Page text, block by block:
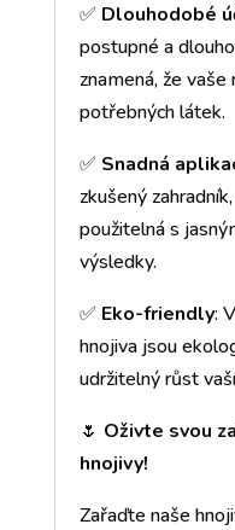
✅ Dlouhodobé
postupné a
znamená, že
potřebných látek.
✅ Snadná
zkušený
použitelná s
výsledky.
✅ Eko-friendly:
hnojiva jsou
udržitelný růst
🌷 Oživte svou
hnojivy!
Zařaďte naše